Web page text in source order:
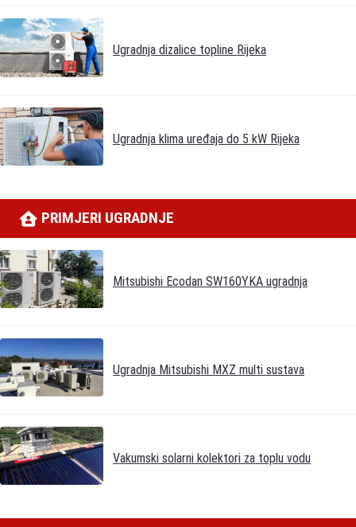
Ugradnja dizalice topline Rijeka
Ugradnja klima uređaja do 5 kW Rijeka
PRIMJERI UGRADNJE
Mitsubishi Ecodan SW160YKA ugradnja
Ugradnja Mitsubishi MXZ multi sustava
Vakumski solarni kolektori za toplu vodu